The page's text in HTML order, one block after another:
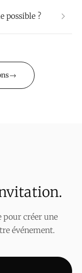
possible ?
pour créer une
événement.